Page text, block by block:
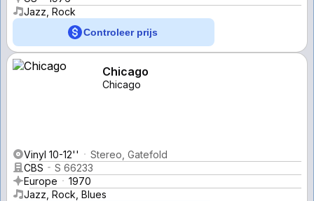
Jazz, Rock
Controleer prijs
Chicago
Chicago
Vinyl 10-12''
Stereo, Gatefold
CBS
S 66233
Europe
1970
Jazz, Rock, Blues